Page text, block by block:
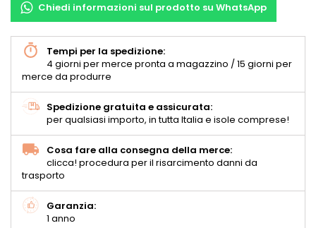
Chiedi informazioni sul prodotto su WhatsApp
Tempi per la spedizione:
4 giorni per merce pronta a magazzino / 15 giorni per
merce da produrre
Spedizione gratuita e assicurata:
per qualsiasi importo, in tutta Italia e isole comprese!
Cosa fare alla consegna della merce:
clicca! procedura per il risarcimento danni da
trasporto
Garanzia:
1 anno